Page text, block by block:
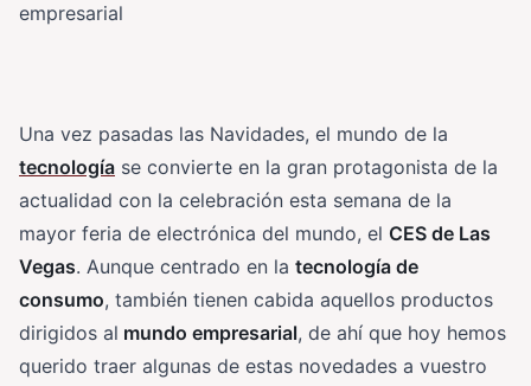
empresarial
Una vez pasadas las Navidades, el mundo de la
tecnología se convierte en la gran protagonista de la
actualidad con la celebración esta semana de la
mayor feria de electrónica del mundo, el CES de Las
Vegas. Aunque centrado en la tecnología de
consumo, también tienen cabida aquellos productos
dirigidos al mundo empresarial, de ahí que hoy hemos
querido traer algunas de estas novedades a vuestro